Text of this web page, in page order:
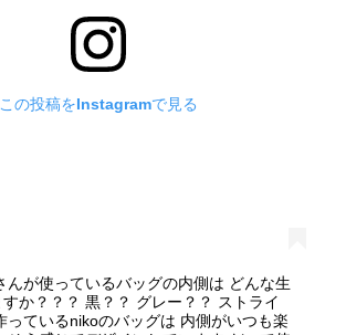
この投稿をInstagramで見る
使っているバッグの内側は どんな生
か？？？ 黒？？ グレー？？ ストライ
っているnikoのバッグは 内側がいつも楽